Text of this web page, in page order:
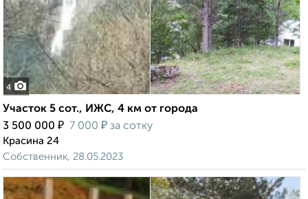
4
Участок 5 сот., ИЖС, 4 км от города
3 500 000 ₽ 7 000 ₽ за сотку
Красина 24
Собственник, 28.05.2023